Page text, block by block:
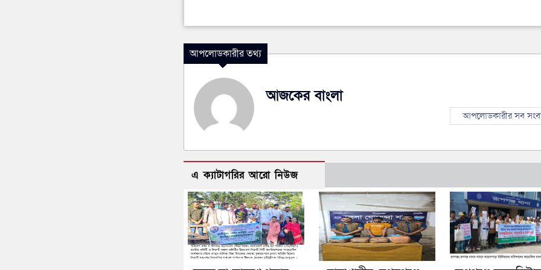
আপলোডকারীর তথ্য
আজকের বাংলা
আপলোডকারীর সব
এ ক্যাটাগরির আরো নিউজ